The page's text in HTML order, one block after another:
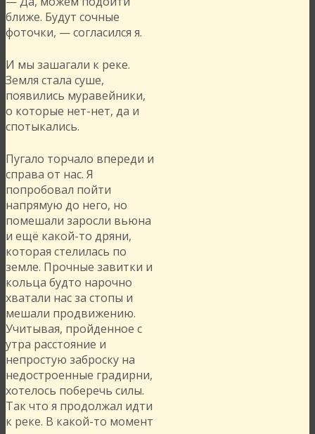
ближе. Будут сочные
фоточки, — согласился я.
И мы зашагали к реке.
Земля стала суше,
появились муравейники,
о которые нет-нет, да и
спотыкались.
Пугало торчало впереди и
справа от нас. Я
попробовал пойти
напрямую до него, но
помешали заросли вьюна
и ещё какой-то дряни,
которая стелилась по
земле. Прочные завитки и
кольца будто нарочно
хватали нас за стопы и
мешали продвижению.
Учитывая, пройденное с
утра расстояние и
непростую заброску на
недостроенные градирни,
хотелось поберечь силы.
Так что я продолжал идти
к реке. В какой-то момент